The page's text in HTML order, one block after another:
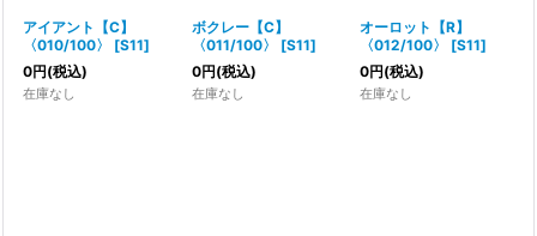
アイアント【C】
〈010/100〉
[S11]
0円(税込)
在庫なし
ボクレー【C】
〈011/100〉
[S11]
0円(税込)
在庫なし
オーロット【R】
〈012/100〉
[S11]
0円(税込)
在庫なし